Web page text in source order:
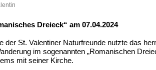
Dreieck“ am 07.04.2024
der St. Valentiner Naturfreunde nutzte das
im sogenannten „Romanischen
mit seiner Kirche.